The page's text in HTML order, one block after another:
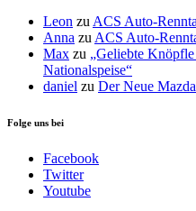
Leon zu ACS Auto-
Anna zu ACS Auto-
Max zu „Geliebte
Nationalspeise“
daniel zu Der Neue
Folge uns bei
Facebook
Twitter
Youtube